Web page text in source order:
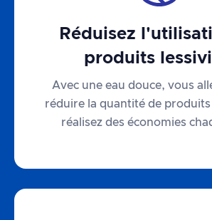
Réduisez
produits
Avec une eau douce, vous
réduire la quantité de produits
réalisez des économies